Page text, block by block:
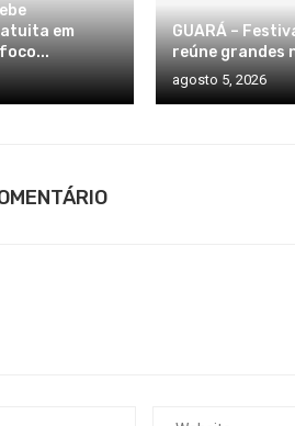
em
GUARÁ –
reúne grandes
agosto 5, 2026